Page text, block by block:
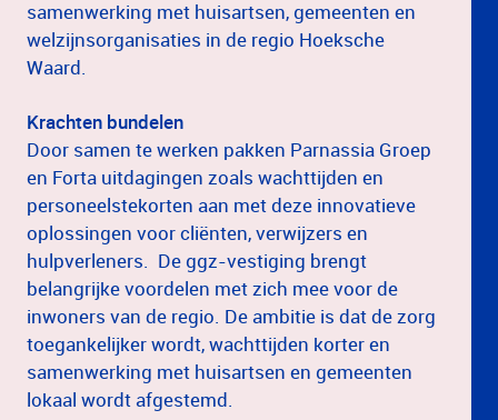
samenwerking met huisartsen, gemeenten en
welzijnsorganisaties in de regio Hoeksche
Waard.
Krachten bundelen
Door samen te werken pakken Parnassia Groep
en Forta uitdagingen zoals wachttijden en
personeelstekorten aan met deze innovatieve
oplossingen voor cliënten, verwijzers en
hulpverleners. De ggz-vestiging brengt
belangrijke voordelen met zich mee voor de
inwoners van de regio. De ambitie is dat de zorg
toegankelijker wordt, wachttijden korter en
samenwerking met huisartsen en gemeenten
lokaal wordt afgestemd.